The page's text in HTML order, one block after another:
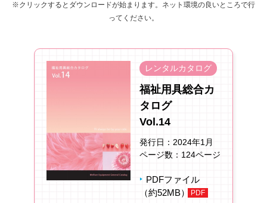
※クリックするとダウンロードが始まります。ネット環境の良いところで行
ってください。
レンタルカタログ
福祉用具総合カ
タログ
Vol.14
発行日：2024年1月
ページ数：124ページ
PDFファイル
（約52MB）
PDF